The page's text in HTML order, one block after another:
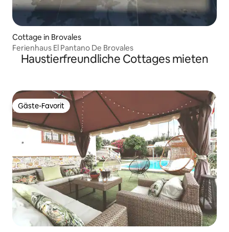
Cottage in Brovales
Ferienhaus El Pantano De Brovales
Haustierfreundliche Cottages mieten
Gäste-Favorit
Gäste-Favorit